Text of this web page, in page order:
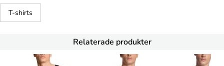
T-shirts
Relaterade produkter